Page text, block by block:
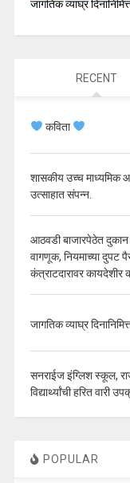
जागतिक व्याघ्र
RECENT
कविता
शासकीय उच्च माध्यमिक
उत्साहात संपन्न.
आठवडी बाजारपेठेत दुकान
वागणूक, नियमाच्या दुपट
कंत्राटदारावर कायदेशीर
जागतिक व्याघ्र
सनराईज इंग्लिश स्कूल,
विद्यार्थ्यांची हरित वारी
POPULAR